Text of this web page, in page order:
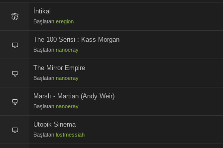
İntikal
Başlatan eregion
The 100 Serisi : Kass Morgan
Başlatan nanoeray
The Mirror Empire
Başlatan nanoeray
Marslı - Martian (Andy Weir)
Başlatan nanoeray
Ütopik Sinema
Başlatan lostmessiah